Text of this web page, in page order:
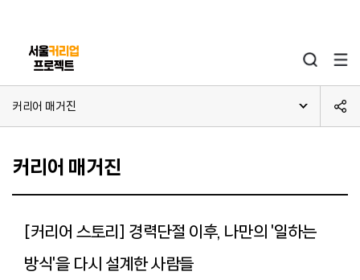
커리어 매거진
커리어 매거진
[커리어 스토리] 경력단절 이후, 나만의 '일하는
방식'을 다시 설계한 사람들